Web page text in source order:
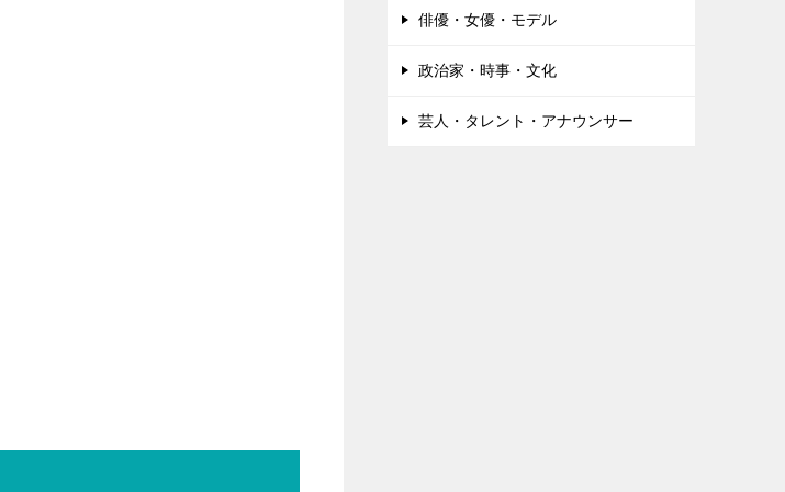
俳優・女優・モデル
政治家・時事・文化
芸人・タレント・アナウンサー